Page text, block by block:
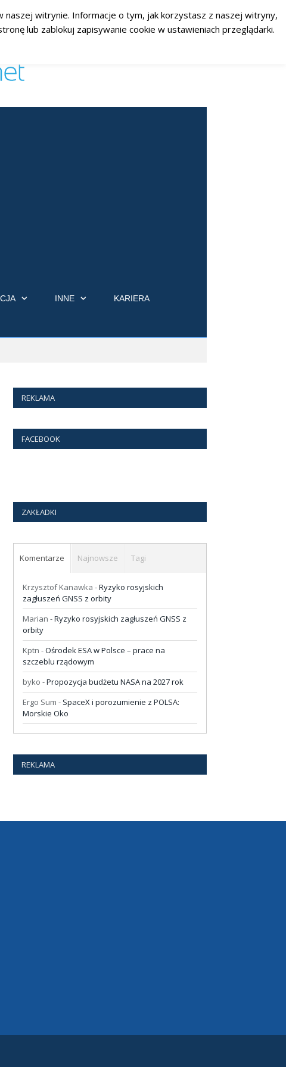
RSS Facebook
Twitter
INNE KARIERA
REKLAMA
FACEBOOK
ZAKŁADKI
Komentarze Najnowsze Tagi
Krzysztof Kanawka -Ryzyko rosyjskich
zagłuszeń GNSS z orbity
Marian -Ryzyko rosyjskich zagłuszeń GNSS z
orbity
Kptn -Ośrodek ESA w Polsce – prace na
szczeblu rządowym
byko -Propozycja budżetu NASA na 2027 rok
Ergo Sum - SpaceX i porozumienie z POLSA:
Morskie Oko
REKLAMA
naszej witrynie. Informacje o tym, jak korzystasz z naszej witryny,
lub zablokuj zapisywanie cookie w ustawieniach przeglądarki.